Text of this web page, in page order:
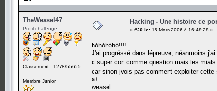
TheWeasel47
Profil challenge
Classement : 1278/55625
Membre Junior
Hacking - Une histoire de
« #20 le: 15 Mars 2006 à 16:48:28 »
héhéhéhé!!!!
J'ai progréssé dans lépreuve, néanmoins
c super con comme question mais les
car sinon jvois pas comment exploiter cette
a+
weasel